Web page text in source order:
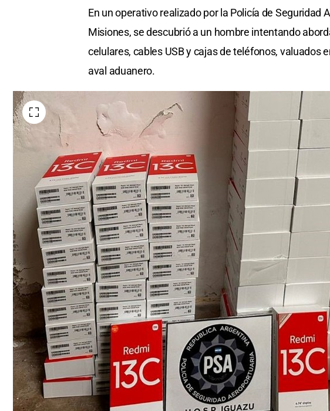
En un operativo realizado por la Policía de Seguridad
Misiones, se descubrió a un hombre intentando
celulares, cables USB y cajas de teléfonos, valuados
aval aduanero.